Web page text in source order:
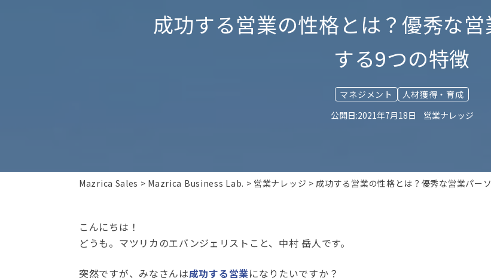
成功する営業の性格とは？優秀な
する9つの特徴
マネジメント
人材獲得・育成
2021年7月18日
営業ナレッジ
Mazrica Sales Mazrica Business Lab. 営業ナレッジ 成功する営業の性格とは？優秀な営業パー
こんにちは！
どうも。マツリカのエバンジェリストこと、中村 岳人です。
突然ですが、みなさんは成功する営業になりたいですか？